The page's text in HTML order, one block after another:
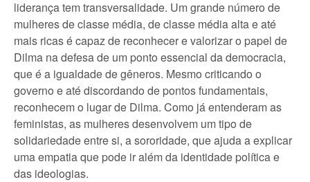
liderança tem transversalidade. Um grande número de
mulheres de classe média, de classe média alta e até
mais ricas é capaz de reconhecer e valorizar o papel de
Dilma na defesa de um ponto essencial da democracia,
que é a igualdade de gêneros. Mesmo criticando o
governo e até discordando de pontos fundamentais,
reconhecem o lugar de Dilma. Como já entenderam as
feministas, as mulheres desenvolvem um tipo de
solidariedade entre si, a sororidade, que ajuda a explicar
uma empatia que pode ir além da identidade política e
das ideologias.